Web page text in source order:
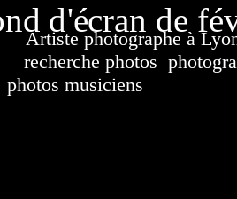
d'écran de
Artiste photographe à
recherche photos
photos musiciens